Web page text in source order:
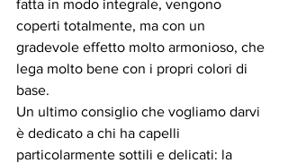
fatta in modo integrale, vengono
coperti totalmente, ma con un
gradevole effetto molto armonioso, che
lega molto bene con i propri colori di
base.
Un ultimo consiglio che vogliamo darvi
è dedicato a chi ha capelli
particolarmente sottili e delicati: la